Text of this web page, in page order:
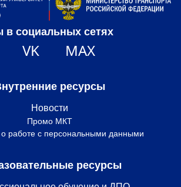
в социальных сетях
VK MAX
ресурсы
Новости
Промо МКТ
работе с персональными данными
ресурсы